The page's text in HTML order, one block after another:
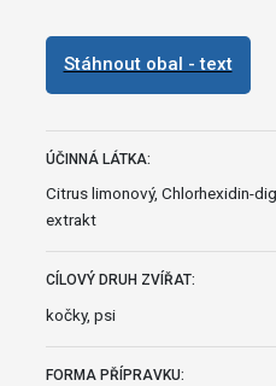
Stáhnout obal - text
ÚČINNÁ LÁTKA:
Citrus limonový, Chlorhexidin-
extrakt
CÍLOVÝ DRUH ZVÍŘAT:
kočky, psi
FORMA PŘÍPRAVKU: